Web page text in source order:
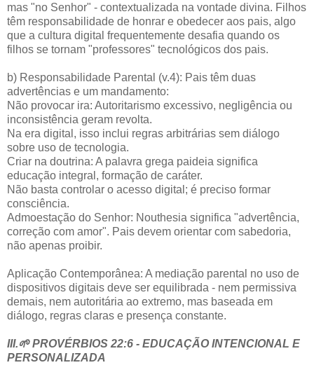
mas "no Senhor" - contextualizada na vontade divina. Filhos
têm responsabilidade de honrar e obedecer aos pais, algo
que a cultura digital frequentemente desafia quando os
filhos se tornam "professores" tecnológicos dos pais.
b) Responsabilidade Parental (v.4): Pais têm duas
advertências e um mandamento:
Não provocar ira: Autoritarismo excessivo, negligência ou
inconsistência geram revolta.
Na era digital, isso inclui regras arbitrárias sem diálogo
sobre uso de tecnologia.
Criar na doutrina: A palavra grega paideia significa
educação integral, formação de caráter.
Não basta controlar o acesso digital; é preciso formar
consciência.
Admoestação do Senhor: Nouthesia significa "advertência,
correção com amor". Pais devem orientar com sabedoria,
não apenas proibir.
Aplicação Contemporânea: A mediação parental no uso de
dispositivos digitais deve ser equilibrada - nem permissiva
demais, nem autoritária ao extremo, mas baseada em
diálogo, regras claras e presença constante.
III.🌱 PROVÉRBIOS 22:6 - EDUCAÇÃO INTENCIONAL E
PERSONALIZADA